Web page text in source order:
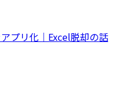
プリ化｜Excel脱却の話